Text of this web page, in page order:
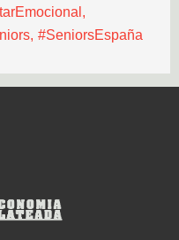
,
, #SeniorsEspaña